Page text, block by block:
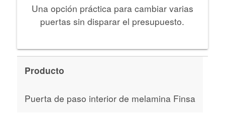
Una opción práctica para cambiar varias
puertas sin disparar el presupuesto.
Producto
Puerta de paso interior de melamina Finsa